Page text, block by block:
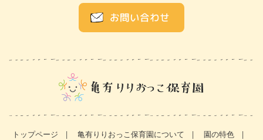
お問い合わせ
トップページ 亀有りりおっこ保育園について
園の特色